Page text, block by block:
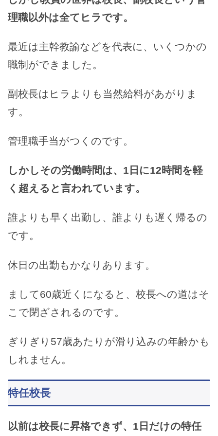
理職以外は全てヒラです。
最近は主幹教諭などを代表に、いくつかの
職制ができました。
副校長はヒラよりも当然給料があがりま
す。
管理職手当がつくのです。
しかしその労働時間は、1日に12時間を軽
く超えると言われています。
誰よりも早く出勤し、誰よりも遅く帰るの
です。
休日の出勤もかなりあります。
まして60歳近くになると、校長への道はそ
こで閉ざされるのです。
ぎりぎり57歳あたりが滑り込みの年齢かも
しれません。
特任校長
以前は校長に昇格できず、1日だけの特任